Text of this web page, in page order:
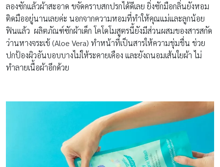
ลองซักแล้วผ้าสะอาด ขจัดคราบสกปรกได้ดีเลย ยิ่งซักมือกลิ่นยังหอม
ติดมืออยู่นานเลยค่ะ นอกจากความหอมที่ทำให้คุณแม่และลูกน้อย
ฟินแล้ว ผลิตภัณฑ์ซักผ้าเด็ก โคโดโมสูตรนี้ยังมีส่วนผสมของสารสกัด
ว่านหางจระเข้ (Aloe Vera) ทำหน้าที่เป็นสารให้ความชุ่มชื่น ช่วย
ปกป้องผิวอันบอบบางไม่ให้ระคายเคือง และยังถนอมเส้นใยผ้า ไม่
ทำลายเนื้อผ้าอีกด้วย